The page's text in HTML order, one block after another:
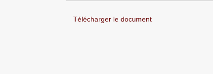
Télécharger le document